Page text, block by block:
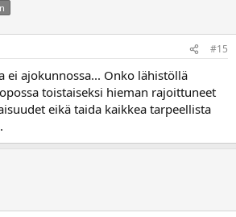
#15
ei ajokunnossa... Onko lähistöllä
toistaiseksi hieman rajoittuneet
eikä taida kaikkea tarpeellista